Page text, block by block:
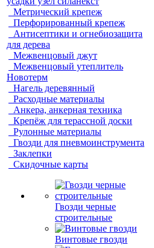
Метрический крепеж
Перфорированный крепеж
Антисептики и огнебиозащита
для дерева
Межвенцовый джут
Межвенцовый утеплитель
Новотерм
Нагель деревянный
Расходные материалы
Анкера, анкерная техника
Крепёж для терассной доски
Рулонные материалы
Гвозди для пневмоинструмента
Заклепки
Скидочные карты
Гвозди черные
строительные
Винтовые гвозди